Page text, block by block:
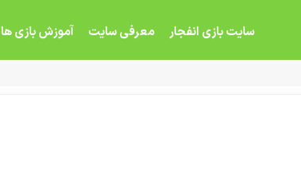
سایت بازی انفجار معرفی سایت آموزش بازی ها